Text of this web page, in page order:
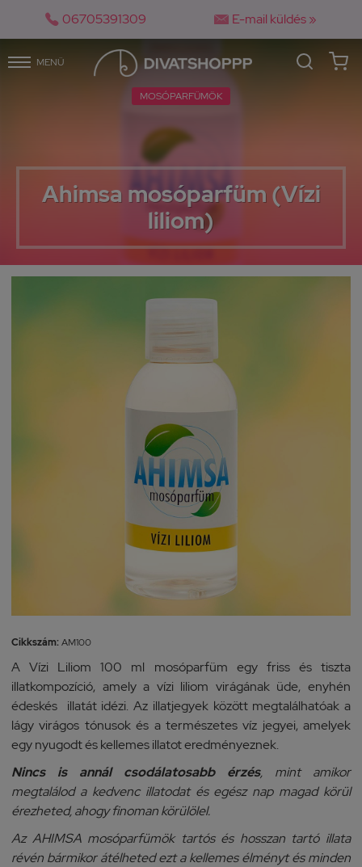
 06705391309  E-mail küldés »
MENÜ
Ahimsa mosóparfüm (Vízi
liliom)
MOSÓPARFÜMÖK
Cikkszám:AM100
A Vízi Liliom 100 ml mosóparfüm egy friss és tiszta
illatkompozíció, amely a vízi liliom virágának üde, enyhén
édeskés illatát idézi. Az illatjegyek között megtalálhatóak a
lágy virágos tónusok és a természetes víz jegyei, amelyek
egy nyugodt és kellemes illatot eredményeznek.
Nincs is annál csodálatosabb érzés, mint amikor
megtalálod a kedvenc illatodat és egész nap magad körül
érezheted, ahogy finoman körülölel.
Az AHIMSA mosóparfümök tartós és hosszan tartó illata
révén bármikor átélheted ezt a kellemes élményt és minden